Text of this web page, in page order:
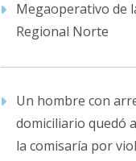
Megaoperativo de
Regional Norte
Un hombre con
domiciliario quedó
la comisaría por